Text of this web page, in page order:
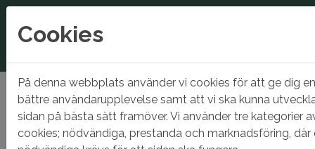
Hem Bo hos oss För hyresgäster Sorteringsguide
Sorteringsguide
Cookies
På denna webbplats använder vi cookies för att ge dig en
bättre användarupplevelse samt att vi ska kunna
sidan på bästa sätt framöver. Vi använder tre kategorier
cookies; nödvändiga, prestanda och marknadsföring, där